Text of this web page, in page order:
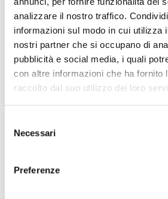
analizzare il nostro traffico.
informazioni sul modo in cui utilizza
nostri partner che si occupano di
pubblicità e social media, i quali
con altre informazioni che ha fornito
raccolto dal suo utilizzo dei loro
delNecessari
Preferenze
Pubblicità